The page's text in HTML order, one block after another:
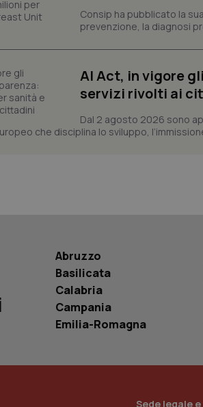
Consip ha pubblicato la
prevenzione, la diagnosi
AI Act, in vigore
servizi rivolti ai
Dal 2 agosto 2026 sono
che disciplina lo sviluppo,
Abruzzo
Basilicata
Calabria
Campania
Emilia-Romagna
Sede legale
_ga_KM60CM4NPH
ROLLOUT_TOKEN
ironfish-tracking-